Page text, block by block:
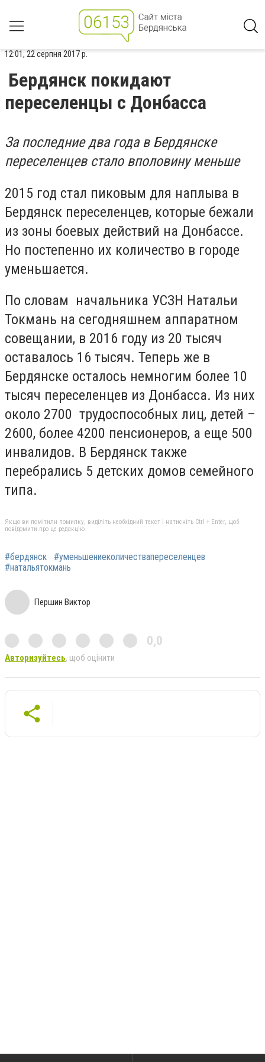
12:01, 22 серпня 2017 р.
Бердянск покидают
переселенцы с Донбасса
За последние два года в Бердянске
переселенцев стало вполовину меньше
2015 год стал пиковым для наплыва в
Бердянск переселенцев, которые бежали
из зоны боевых действий на Донбассе.
Но постепенно их количество в городе
уменьшается.
По словам начальника УСЗН Натальи
Токмань на сегодняшнем аппаратном
совещании, в 2016 году из 20 тысяч
оставалось 16 тысяч. Теперь же в
Бердянске осталось немногим более 10
тысяч переселенцев из Донбасса. Из них
около 2700 трудоспособных лиц, детей –
2600, более 4200 пенсионеров, а еще 500
инвалидов. В Бердянск также
перебрались 5 детских домов семейного
типа.
Якщо ви помітили помилку, виділіть необхідний текст і натисніть Ctrl + Enter, щоб
повідомити про це редакцію
#бердянск
#уменьшениеколичествапереселенцев
#натальятокмань
Першин Виктор
0,0
Авторизуйтесь, щоб оцінити